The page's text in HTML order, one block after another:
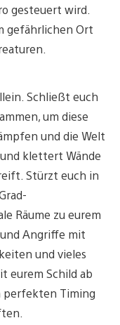
gesteuert wird.
gefährlichen Ort
Schließt euch
um diese
und die Welt
klettert Wände
Stürzt euch in
Räume zu eurem
Angriffe mit
und vieles
eurem Schild ab
perfekten Timing